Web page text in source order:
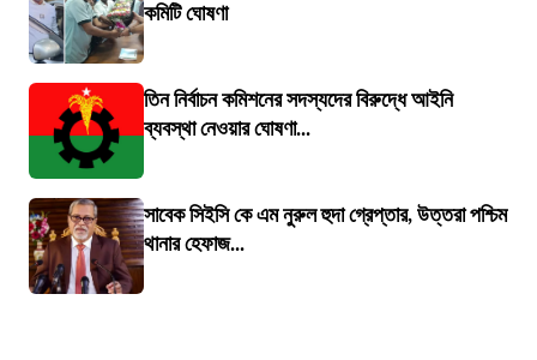
কমিটি ঘোষণা
তিন নির্বাচন কমিশনের সদস্যদের বিরুদ্ধে আইনি
ব্যবস্থা নেওয়ার ঘোষণা...
সাবেক সিইসি কে এম নুরুল হুদা গ্রেপ্তার, উত্তরা পশ্চিম
থানার হেফাজ...